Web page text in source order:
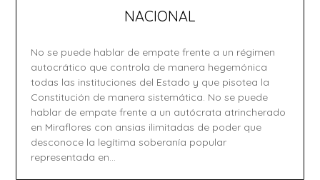
NACIONAL
No se puede hablar de empate frente a un régimen
autocrático que controla de manera hegemónica
todas las instituciones del Estado y que pisotea la
Constitución de manera sistemática. No se puede
hablar de empate frente a un autócrata atrincherado
en Miraflores con ansias ilimitadas de poder que
desconoce la legítima soberanía popular
representada en…